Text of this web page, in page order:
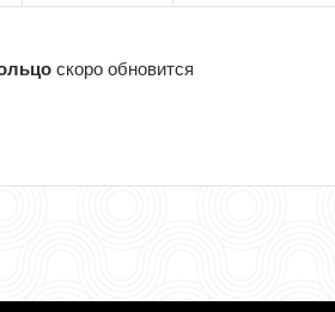
скоро обновится